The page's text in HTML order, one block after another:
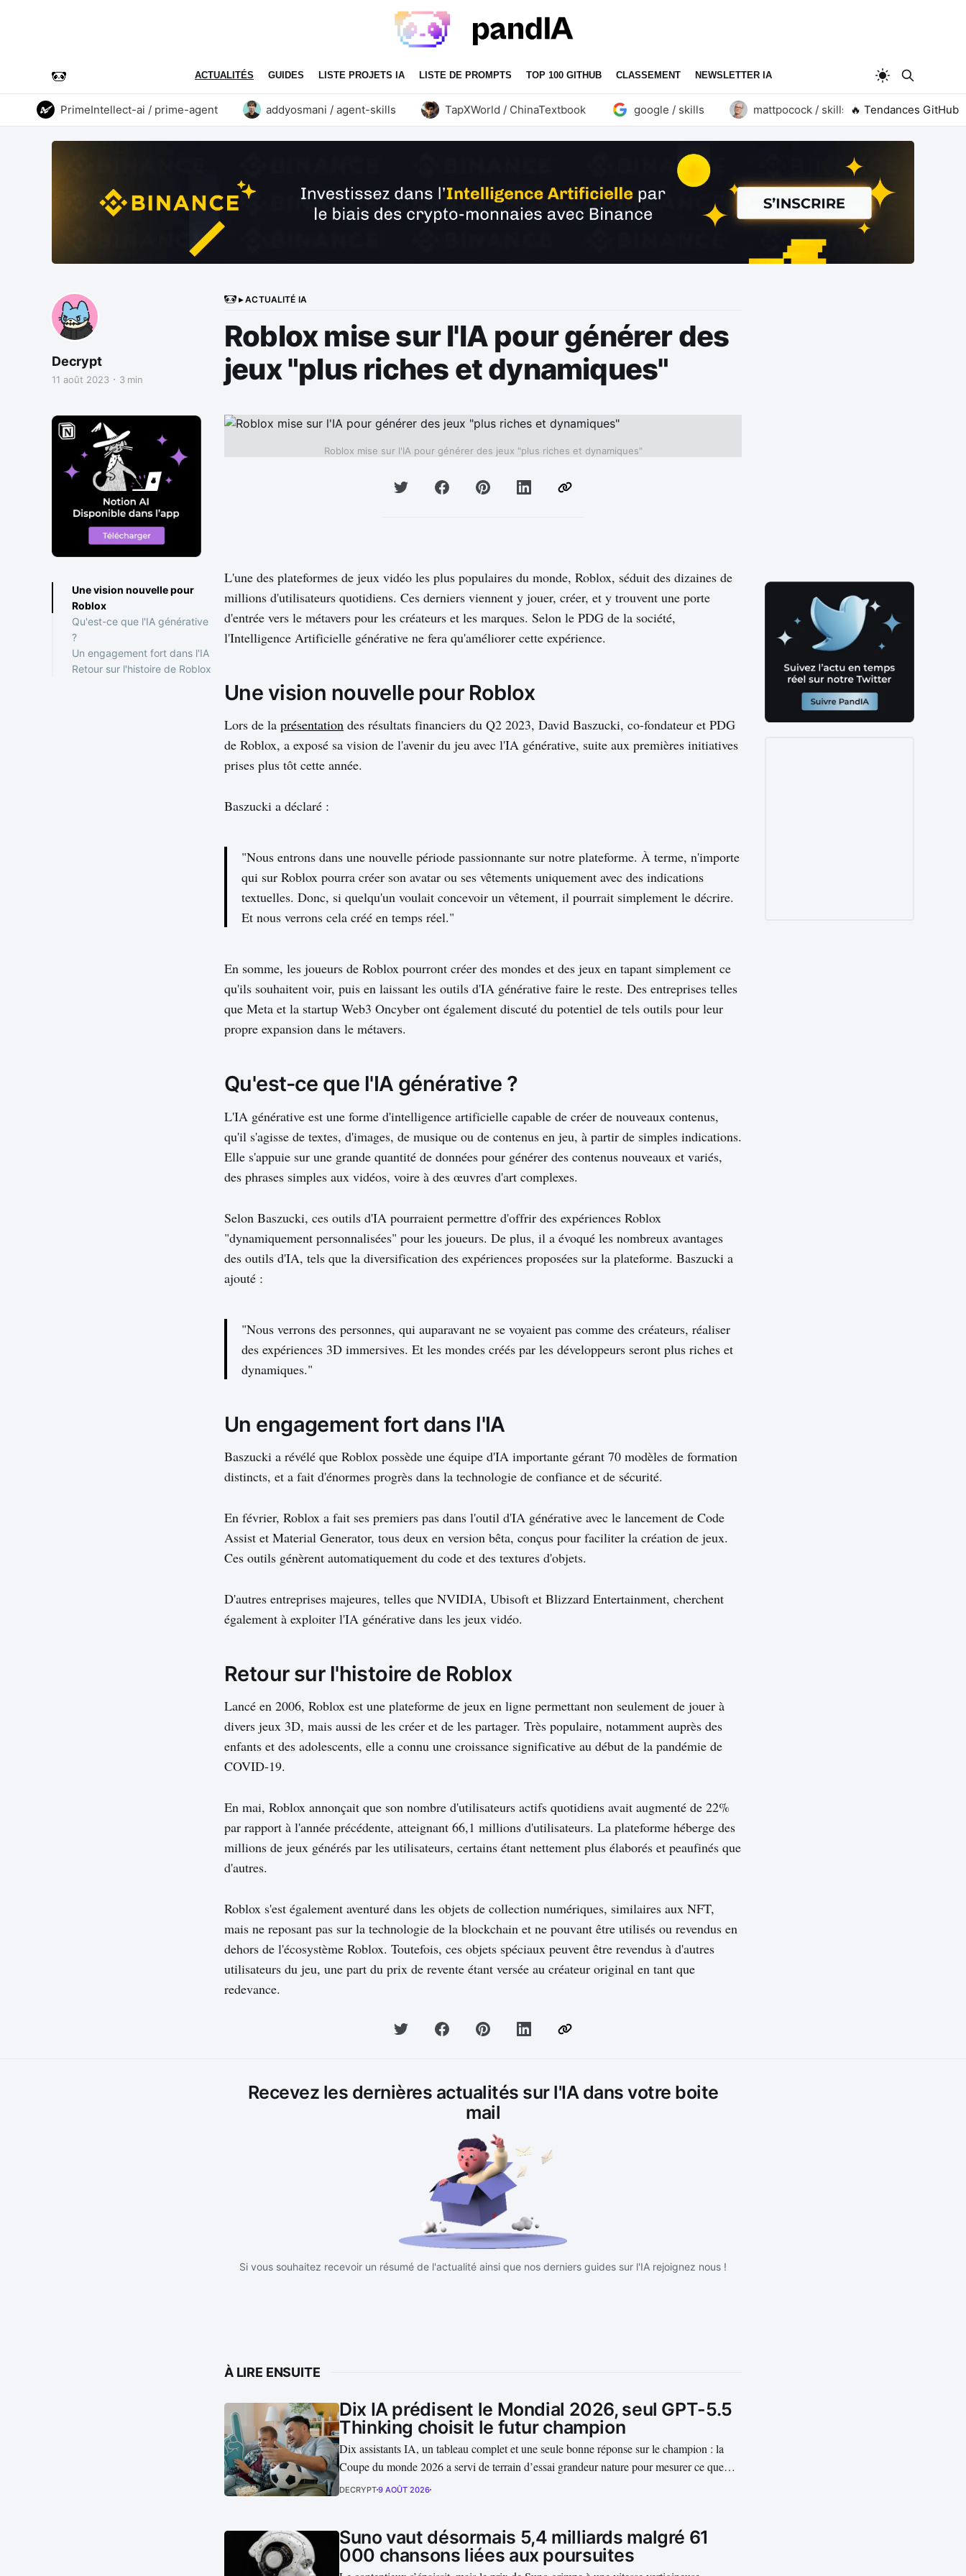
ACTUALITÉS GUIDES LISTE PROJETS IA LISTE DE PROMPTS TOP 100 GITHUB CLASSEMENT NEWSLETTER IA
PrimeIntellect-ai / prime-agent addyosmani / agent-skills TapXWorld / ChinaTextbook google / skills mattpocock / skills goauthentik /
🔥 Tendances GitHub
▸ ACTUALITÉ IA
Roblox mise sur l'IA pour générer des
jeux "plus riches et dynamiques"
Decrypt
11 août 2023 3 min
Roblox mise sur l'IA pour générer des jeux "plus riches et dynamiques"
Une vision nouvelle pour
Roblox
Qu'est-ce que l'IA générative
?
Un engagement fort dans l'IA
Retour sur l'histoire de Roblox
L'une des plateformes de jeux vidéo les plus populaires du monde, Roblox, séduit des dizaines de
millions d'utilisateurs quotidiens. Ces derniers viennent y jouer, créer, et y trouvent une porte
d'entrée vers le métavers pour les créateurs et les marques. Selon le PDG de la société,
l'Intelligence Artificielle générative ne fera qu'améliorer cette expérience.
Une vision nouvelle pour Roblox
Lors de la présentation des résultats financiers du Q2 2023, David Baszucki, co-fondateur et PDG
de Roblox, a exposé sa vision de l'avenir du jeu avec l'IA générative, suite aux premières initiatives
prises plus tôt cette année.
Baszucki a déclaré :
"Nous entrons dans une nouvelle période passionnante sur notre plateforme. À terme, n'importe
qui sur Roblox pourra créer son avatar ou ses vêtements uniquement avec des indications
textuelles. Donc, si quelqu'un voulait concevoir un vêtement, il pourrait simplement le décrire.
Et nous verrons cela créé en temps réel."
En somme, les joueurs de Roblox pourront créer des mondes et des jeux en tapant simplement ce
qu'ils souhaitent voir, puis en laissant les outils d'IA générative faire le reste. Des entreprises telles
que Meta et la startup Web3 Oncyber ont également discuté du potentiel de tels outils pour leur
propre expansion dans le métavers.
Qu'est-ce que l'IA générative ?
L'IA générative est une forme d'intelligence artificielle capable de créer de nouveaux contenus,
qu'il s'agisse de textes, d'images, de musique ou de contenus en jeu, à partir de simples indications.
Elle s'appuie sur une grande quantité de données pour générer des contenus nouveaux et variés,
des phrases simples aux vidéos, voire à des œuvres d'art complexes.
Selon Baszucki, ces outils d'IA pourraient permettre d'offrir des expériences Roblox
"dynamiquement personnalisées" pour les joueurs. De plus, il a évoqué les nombreux avantages
des outils d'IA, tels que la diversification des expériences proposées sur la plateforme. Baszucki a
ajouté :
"Nous verrons des personnes, qui auparavant ne se voyaient pas comme des créateurs, réaliser
des expériences 3D immersives. Et les mondes créés par les développeurs seront plus riches et
dynamiques."
Un engagement fort dans l'IA
Baszucki a révélé que Roblox possède une équipe d'IA importante gérant 70 modèles de formation
distincts, et a fait d'énormes progrès dans la technologie de confiance et de sécurité.
En février, Roblox a fait ses premiers pas dans l'outil d'IA générative avec le lancement de Code
Assist et Material Generator, tous deux en version bêta, conçus pour faciliter la création de jeux.
Ces outils génèrent automatiquement du code et des textures d'objets.
D'autres entreprises majeures, telles que NVIDIA, Ubisoft et Blizzard Entertainment, cherchent
également à exploiter l'IA générative dans les jeux vidéo.
Retour sur l'histoire de Roblox
Lancé en 2006, Roblox est une plateforme de jeux en ligne permettant non seulement de jouer à
divers jeux 3D, mais aussi de les créer et de les partager. Très populaire, notamment auprès des
enfants et des adolescents, elle a connu une croissance significative au début de la pandémie de
COVID-19.
En mai, Roblox annonçait que son nombre d'utilisateurs actifs quotidiens avait augmenté de 22%
par rapport à l'année précédente, atteignant 66,1 millions d'utilisateurs. La plateforme héberge des
millions de jeux générés par les utilisateurs, certains étant nettement plus élaborés et peaufinés que
d'autres.
Roblox s'est également aventuré dans les objets de collection numériques, similaires aux NFT,
mais ne reposant pas sur la technologie de la blockchain et ne pouvant être utilisés ou revendus en
dehors de l'écosystème Roblox. Toutefois, ces objets spéciaux peuvent être revendus à d'autres
utilisateurs du jeu, une part du prix de revente étant versée au créateur original en tant que
redevance.
Recevez les dernières actualités sur l'IA dans votre boite
mail
Si vous souhaitez recevoir un résumé de l'actualité ainsi que nos derniers guides sur l'IA rejoignez nous !
À LIRE ENSUITE
Dix IA prédisent le Mondial 2026, seul GPT-5.5
Thinking choisit le futur champion
Dix assistants IA, un tableau complet et une seule bonne réponse sur le champion : la
Coupe du monde 2026 a servi de terrain d’essai grandeur nature pour mesurer ce que
valent réellement les modèles lorsqu’ils doivent raisonner sous incertitude. GPT-5.5
DECRYPT9 AOÛT 2026
Suno vaut désormais 5,4 milliards malgré 61
000 chansons liées aux poursuites